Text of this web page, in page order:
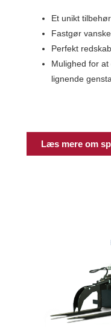
Et unikt
Fastgør
Perfekt
Mulighed for
lignende
Læs mere om